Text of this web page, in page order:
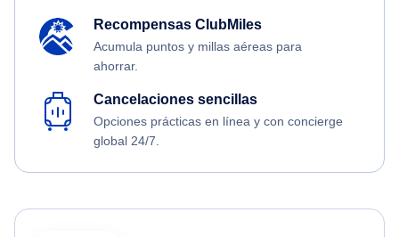
Recompensas ClubMiles
Acumula puntos y millas aéreas para
ahorrar.
Cancelaciones sencillas
Opciones prácticas en línea y con concierge
global 24/7.